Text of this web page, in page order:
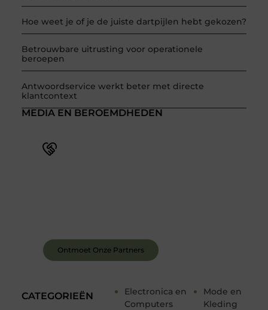
Hoe weet je of je de juiste dartpijlen hebt gekozen?
Betrouwbare uitrusting voor operationele
beroepen
Antwoordservice werkt beter met directe
klantcontext
CATEGORIEËN
Electronica en
Computers
Mode en
Kleding
MEDIA EN BEROEMDHEDEN
Ontmoet Onze Partners